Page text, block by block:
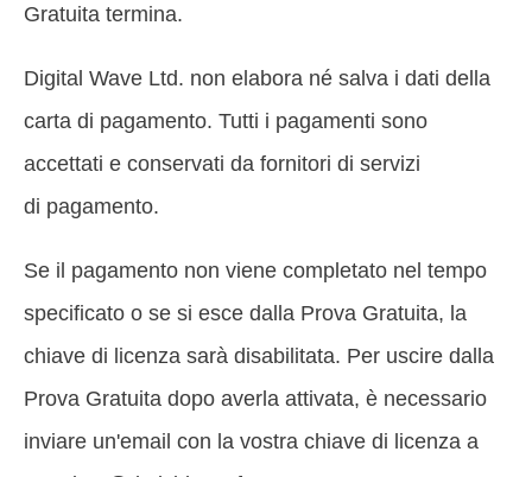
Gratuita termina.
Digital Wave Ltd. non elabora né salva i dati della
carta di pagamento. Tutti i pagamenti sono
accettati e conservati da fornitori di servizi
di pagamento.
Se il pagamento non viene completato nel tempo
specificato o se si esce dalla Prova Gratuita, la
chiave di licenza sarà disabilitata. Per uscire dalla
Prova Gratuita dopo averla attivata, è necessario
inviare un'email con la vostra chiave di licenza a